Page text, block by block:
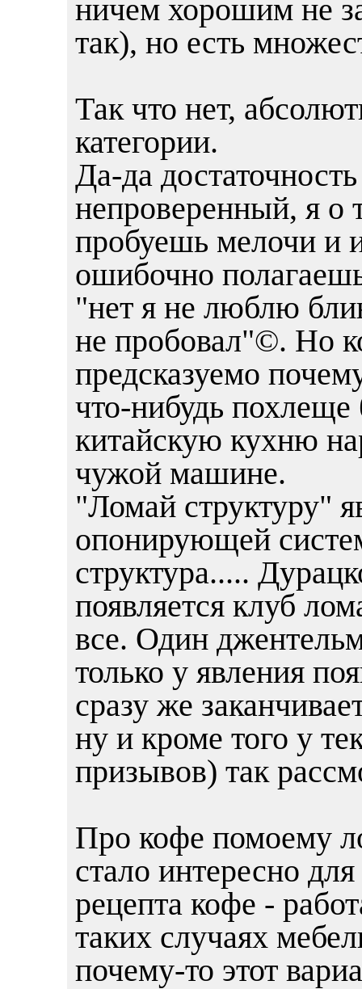
ничем хорошим не
так), но есть
Так что нет,
категории.
Да-да
непроверенный, я о
пробуешь мелочи и
ошибочно
"нет я не люблю
не пробовал"©. Но
предсказуемо
что-нибудь
китайскую кухню
чужой машине.
"Ломай структуру"
опонирующей
структура.....
появляется клуб
все. Один
только у явления
сразу же
ну и кроме того у
призывов) так
Про кофе помоему
стало интересно
рецепта кофе -
таких случаях
почему-то этот